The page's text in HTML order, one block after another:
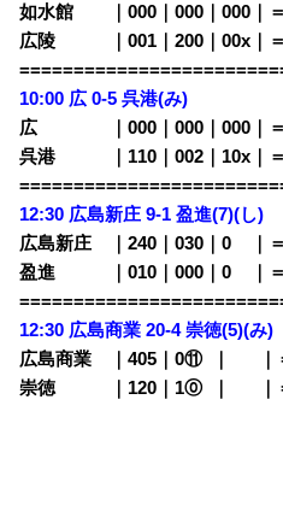
如水館 ｜000｜000｜000｜
広陵 ｜001｜200｜00x｜
10:00 広 0-5 呉港(み)
広 ｜000｜000｜000｜
呉港 ｜110｜002｜10x｜
12:30 広島新庄 9-1 盈進(7)(し)
広島新庄 ｜240｜030｜0
｜
盈進 ｜010｜000｜0
｜
12:30 広島商業 20-4 崇徳(5)(み)
広島商業 ｜405｜0⑪
｜
崇徳 ｜120｜1⓪
｜